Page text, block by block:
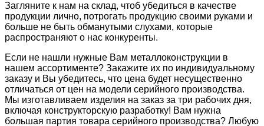
Загляните к нам на склад, чтоб убедиться в качестве
продукции лично, потрогать продукцию своими руками и
больше не быть обманутыми слухами, которые
распространяют о нас конкуренты.
Если не нашли нужные Вам металлоконструкции в
нашем ассортименте? Закажите их по индивидуальному
заказу и Вы убедитесь, что цена будет несущественно
отличаться от цен на модели серийного производства.
Мы изготавливаем изделия на заказ за три рабочих дня,
включая конструкторскую разработку! Вам нужна
большая партия товара серийного производства? Любую